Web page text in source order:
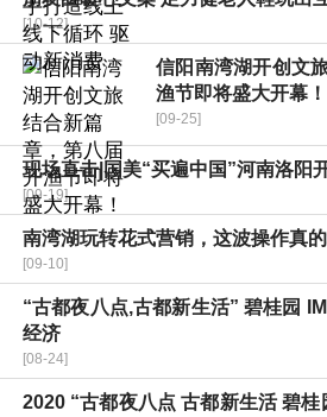
[10-12]
信阳南湾湖开创文
渔节即将盛大开幕！
[09-25]
现场直击|国美“买遍中国”河南洛阳
[09-19]
南湾湖玩转花式营销，这波操作真
[09-10]
“古都夜八点,古都新生活” 碧桂园
经济
[08-24]
2020 “古都夜八点 古都新生活 碧